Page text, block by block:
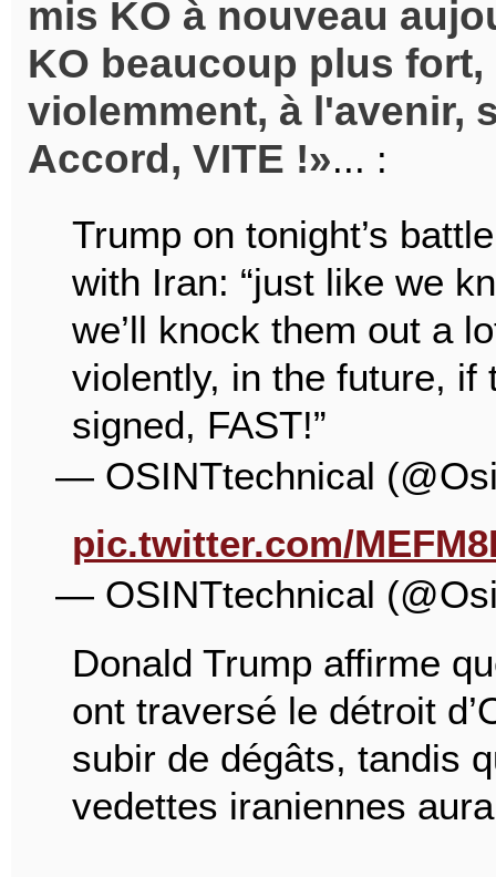
mis KO à nouveau
KO beaucoup plus
violemment, à l'avenir,
Accord, VITE !
... :
Trump on tonight’s
with Iran: “just like we
we’ll knock them out a
violently, in the future, if
signed, FAST!”
— OSINTtechnical
pic.twitter.com/
— OSINTtechnical
Donald Trump affirme
ont traversé le détroit
subir de dégâts, tandis
vedettes iraniennes